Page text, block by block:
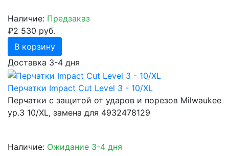
Наличие: Предзаказ
₽2 530 руб.
В корзину
Доставка 3-4 дня
Перчатки Impact Cut Level 3 - 10/XL
Перчатки с защитой от ударов и порезов Milwaukee
ур.3 10/XL, замена для 4932478129
Наличие: Ожидание 3-4 дня